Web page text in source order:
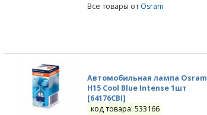
Все товары отOsram
Автомобильная лампа Osram
H15 Cool Blue Intense 1шт
[64176CBI]
код товара: 533166